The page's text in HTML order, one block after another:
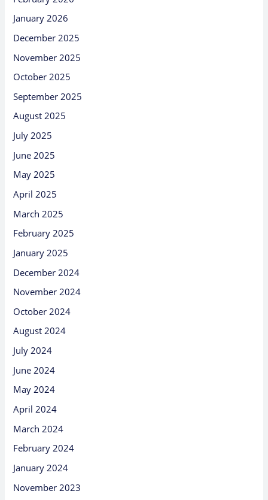
January 2026
December 2025
November 2025
October 2025
September 2025
August 2025
July 2025
June 2025
May 2025
April 2025
March 2025
February 2025
January 2025
December 2024
November 2024
October 2024
August 2024
July 2024
June 2024
May 2024
April 2024
March 2024
February 2024
January 2024
November 2023